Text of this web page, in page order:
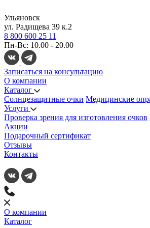
Ульяновск
ул. Радищева 39 к.2
8 800 600 25 11
Пн-Вс: 10.00 - 20.00
Записаться на консультацию
О компании
Каталог
Солнцезащитные очки Медицинские
Услуги
Проверка зрения для изготовления очков
Акции
Подарочный сертификат
Отзывы
Контакты
О компании
Каталог